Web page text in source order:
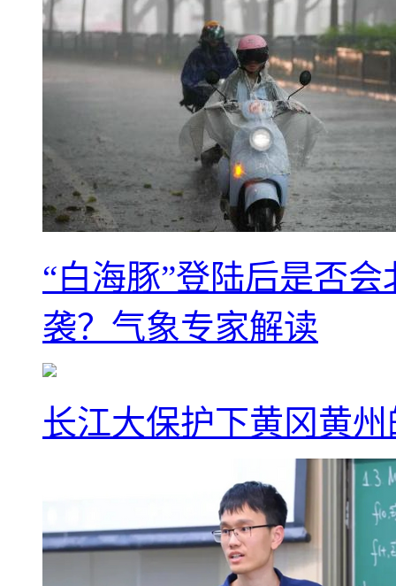
“白海豚”登陆后是否
袭？气象专家解读
长江大保护下黄冈黄